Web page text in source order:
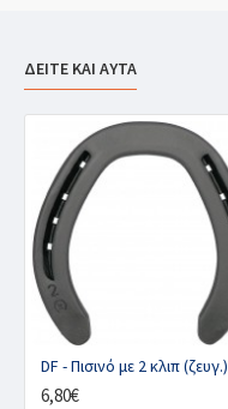
ΔΕΙΤΕ ΚΑΙ ΑΥΤΑ
DF - Πισινό με 2 κλιπ (ζευγ.)
6,80€